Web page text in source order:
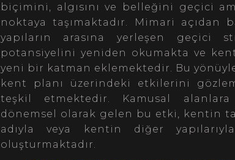
biçimini, algısını ve belleğini geçici
noktaya taşımaktadır. Mimari açıdan
yapıların arasına yerleşen geçici
potansiyelini yeniden okumakta ve
yeni bir katman eklemektedir. Bu
kent planı üzerindeki etkilerini
teşkil etmektedir. Kamusal alanlara
dönemsel olarak gelen bu etki, kentin
adıyla veya kentin diğer
oluşturmaktadır.